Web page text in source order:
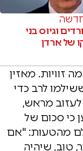
וגיוס בני
של ארדן
זוויות. מאזין
לרב כדי
לעזוב מראש,
כי סכום של
מהטעות: "אם
אומר, טוב, שיהיה